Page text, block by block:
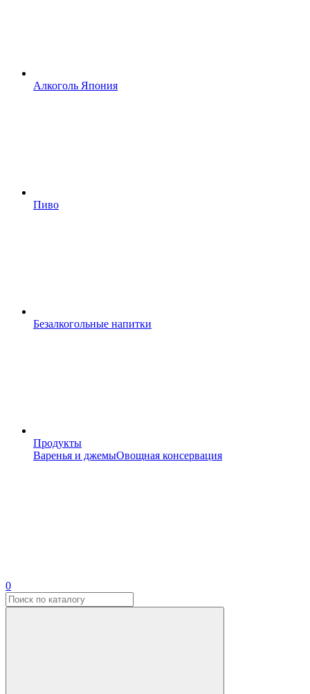
Алкоголь Япония
Пиво
Безалкогольные напитки
Продукты
Варенья и джемыОвощная консервация
0